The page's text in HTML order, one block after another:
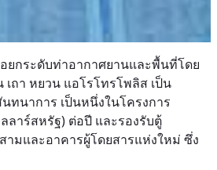
ยกระดับท่าอากาศยานและพื้นที่โดย
ถา หยวน แอโรโทรโพลิส เป็น
นาการ เป็นหนึ่งในโครงการ
ลาร์สหรัฐ) ต่อปี และรองรับตู้
ามและอาคารผู้โดยสารแห่งใหม่ ซึ่ง